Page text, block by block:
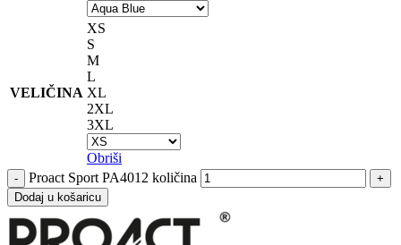
VELIČINA
XS
S
M
L
XL
2XL
3XL
Obriši
Proact Sport PA4012 količina
Dodaj u košaricu